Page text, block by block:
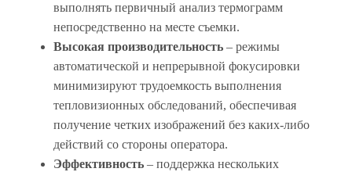
выполнять первичный анализ термограмм
непосредственно на месте съемки.
Высокая производительность – режимы
автоматической и непрерывной фокусировки
минимизируют трудоемкость выполнения
тепловизионных обследований, обеспечивая
получение четких изображений без каких-либо
действий со стороны оператора.
Эффективность – поддержка нескольких